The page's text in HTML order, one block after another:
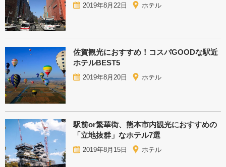
2019年8月22日 ホテル
佐賀観光におすすめ！コスパGOODな駅近
ホテルBEST5
2019年8月20日 ホテル
駅前or繁華街、熊本市内観光におすすめの
「立地抜群」なホテル7選
2019年8月15日 ホテル